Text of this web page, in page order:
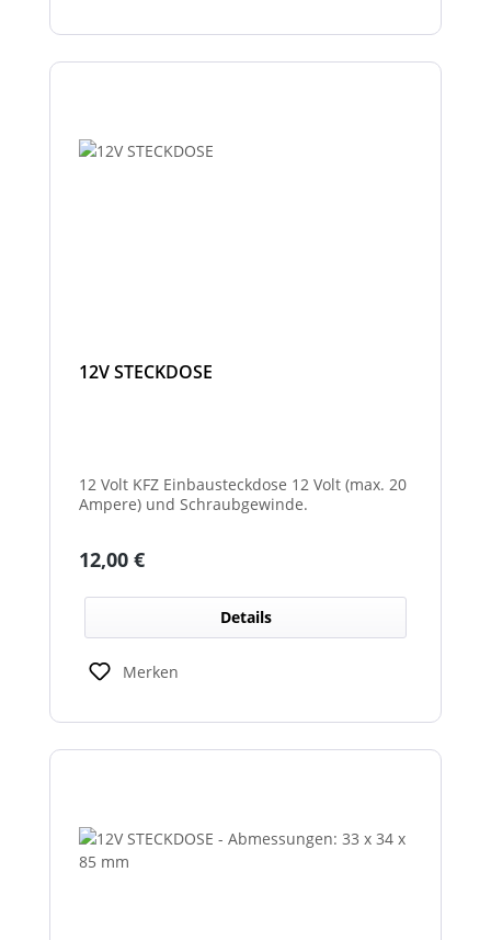
12V STECKDOSE
12 Volt KFZ Einbausteckdose 12 Volt (max. 20
Ampere) und Schraubgewinde.
Regulärer Preis:
12,00 €
Details
Merken